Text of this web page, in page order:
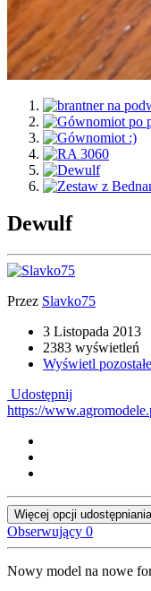
Dewulf
Przez Slavko75
3 Listopada 2013
2383 wyświetleń
Wyświetl
Udostępnij
https://
Więcej opcji
Obserwujący 0
Nowy model na nowe